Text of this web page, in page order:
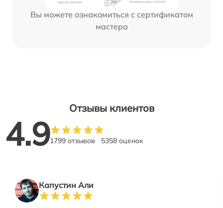
Вы можете ознакомиться с сертификатом
мастера
Отзывы клиентов
4.91799 отзывов 5358 оценок
Капустин Али